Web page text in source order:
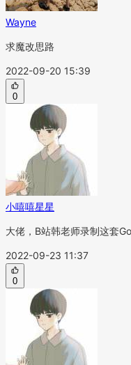
Wayne
求魔改思路
2022-09-20 15:39
0
小嘻嘻星星
大佬，B站韩老师录制这套
2022-09-23 11:37
0